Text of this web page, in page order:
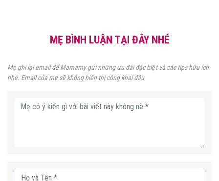
MẸ BÌNH LUẬN TẠI ĐÂY NHÉ
Mẹ ghi lại email để Mamamy gửi những ưu đãi đặc biệt và các tips hữu ích
nhé. Email của mẹ sẽ không hiển thị công khai đâu